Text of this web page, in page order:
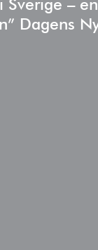
Sverige –
Dagens